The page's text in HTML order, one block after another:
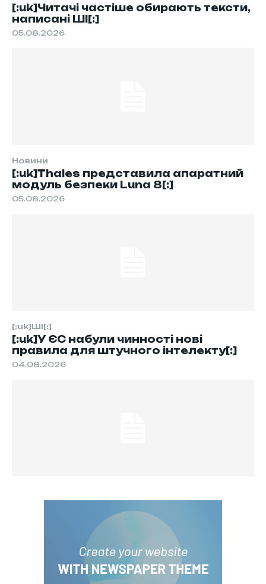
[:uk]Читачі частіше обирають тексти,
написані ШІ[:]
05.08.2026
Новини
[:uk]Thales представила апаратний
модуль безпеки Luna 8[:]
05.08.2026
[:uk]ШІ[:]
[:uk]У ЄС набули чинності нові
правила для штучного інтелекту[:]
04.08.2026